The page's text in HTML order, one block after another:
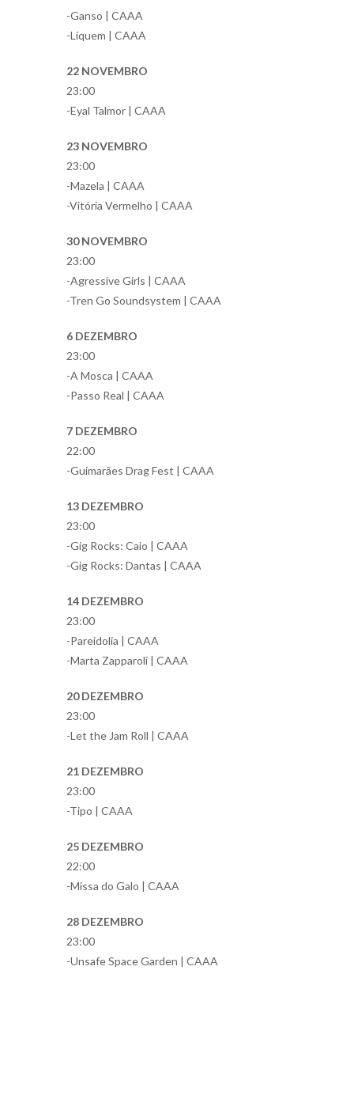
-Ganso | CAAA
-Líquem | CAAA
22 NOVEMBRO
23:00
-Eyal Talmor | CAAA
23 NOVEMBRO
23:00
-Mazela | CAAA
-Vitória Vermelho | CAAA
30 NOVEMBRO
23:00
-Agressive Girls | CAAA
-Tren Go Soundsystem | CAAA
6 DEZEMBRO
23:00
-A Mosca | CAAA
-Passo Real | CAAA
7 DEZEMBRO
22:00
-Guimarães Drag Fest | CAAA
13 DEZEMBRO
23:00
-Gig Rocks: Caio | CAAA
-Gig Rocks: Dantas | CAAA
14 DEZEMBRO
23:00
-Pareidolia | CAAA
-Marta Zapparoli | CAAA
20 DEZEMBRO
23:00
-Let the Jam Roll | CAAA
21 DEZEMBRO
23:00
-Tipo | CAAA
25 DEZEMBRO
22:00
-Missa do Galo | CAAA
28 DEZEMBRO
23:00
-Unsafe Space Garden | CAAA